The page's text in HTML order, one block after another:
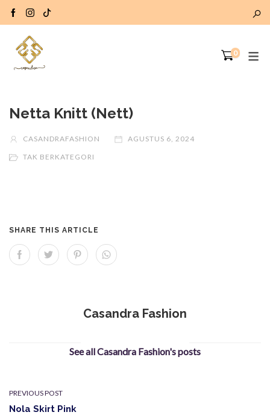
0
Netta Knitt (Nett)
CASANDRAFASHION
AGUSTUS 6, 2024
TAK BERKATEGORI
SHARE THIS ARTICLE
Casandra Fashion
See all Casandra Fashion's posts
PREVIOUS POST
Nola Skirt Pink